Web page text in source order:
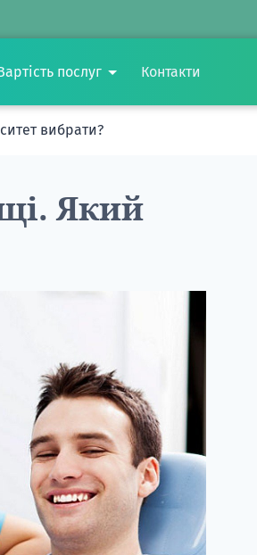
послуг Контакти
вибрати?
Який